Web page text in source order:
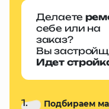
Делаете
себе или на
заказ?
Вы
Идет
1.
Подбираем